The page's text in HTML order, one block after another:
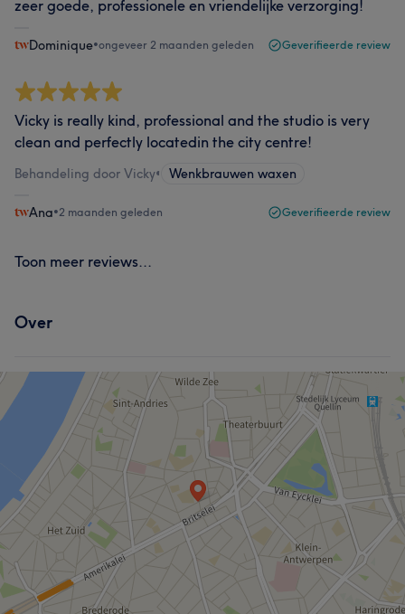
zeer goede, professionele en vriendelijke verzorging!
Dominique•ongeveer 2 maanden geleden Geverifieerde review
Vicky is really kind, professional and the studio is very
clean and perfectly locatedin the city centre!
Behandeling door Vicky• Wenkbrauwen waxen
Ana•2 maanden geleden Geverifieerde review
Toon meer reviews...
Over